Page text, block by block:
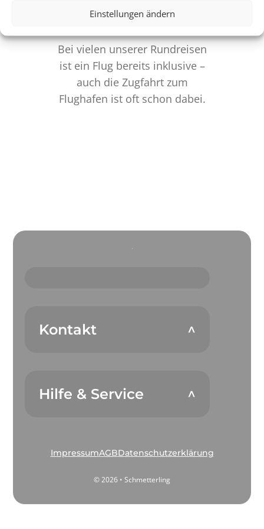
Einstellungen ändern
Bei vielen unserer Rundreisen
ist ein Flug bereits inklusive –
auch die Zugfahrt zum
Flughafen ist oft schon dabei.
Kontakt
Hilfe & Service
ImpressumAGBDatenschutzerklärung
© 2026 • Schmetterling